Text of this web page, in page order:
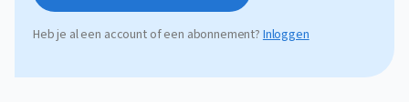
Heb je al een account of een abonnement? Inloggen